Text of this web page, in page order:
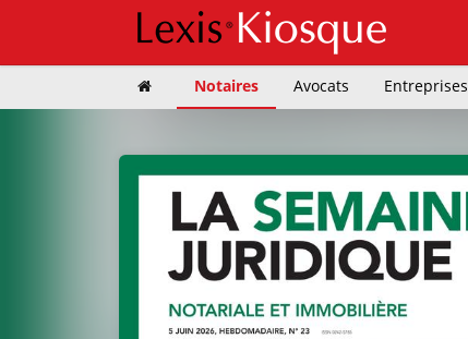
Notaires Avocats Entreprises